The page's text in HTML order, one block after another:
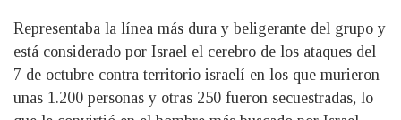
Representaba la línea más dura y beligerante del grupo y
está considerado por Israel el cerebro de los ataques del
7 de octubre contra territorio israelí en los que murieron
unas 1.200 personas y otras 250 fueron secuestradas, lo